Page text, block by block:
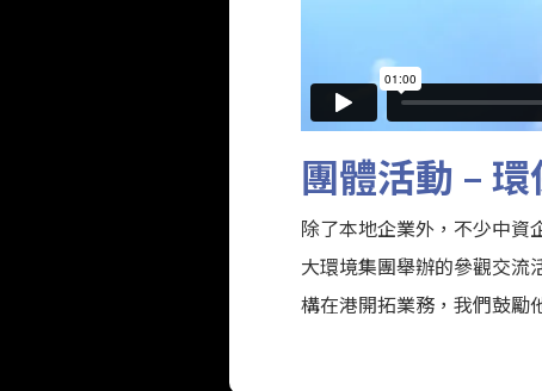
團體活動 –
除了本地企業外，不少中
大環境集團舉辦的參觀交流
構在港開拓業務，我們鼓勵